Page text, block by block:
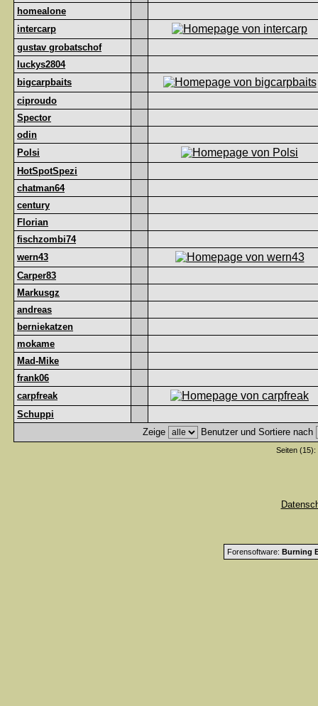
homealone
intercarp
gustav grobatschof
luckys2804
bigcarpbaits
ciproudo
Spector
odin
Polsi
HotSpotSpezi
chatman64
century
Florian
fischzombi74
wern43
Carper83
Markusgz
andreas
berniekatzen
mokame
Mad-Mike
frank06
carpfreak
Schuppi
Zeige
Benutzer und Sortiere nach
Seiten (15):
Forensoftware: Burning